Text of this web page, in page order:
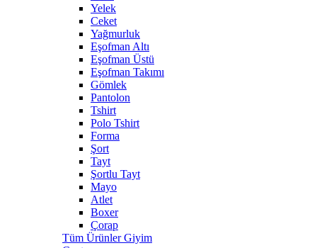
Yelek
Ceket
Yağmurluk
Eşofman Altı
Eşofman Üstü
Eşofman Takımı
Gömlek
Pantolon
Tshirt
Polo Tshirt
Forma
Şort
Tayt
Şortlu Tayt
Mayo
Atlet
Boxer
Çorap
Tüm Ürünler Giyim